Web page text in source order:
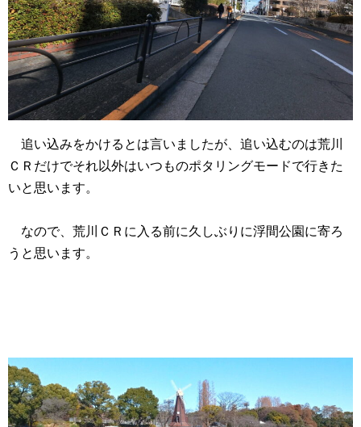
追い込みをかけるとは言いましたが、追い込むのは荒川
ＣＲだけでそれ以外はいつものポタリングモードで行きた
いと思います。
なので、荒川ＣＲに入る前に久しぶりに浮間公園に寄ろ
うと思います。